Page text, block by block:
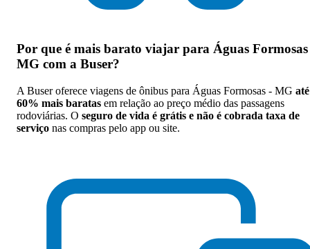
Por que é mais barato viajar para Águas
MG com a Buser?
A Buser oferece viagens de ônibus para Águas Formosas - MG até
60% mais baratas em relação ao preço médio das passagens
rodoviárias. O seguro de vida é grátis e não é cobrada taxa de
serviço nas compras pelo app ou site.